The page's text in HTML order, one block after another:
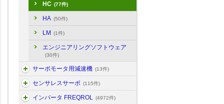
HC (77件)
HA (50件)
LM (1件)
エンジニアリングソフトウェア
(30件)
サーボモータ用減速機 (13件)
センサレスサーボ (115件)
インバータ FREQROL (4972件)